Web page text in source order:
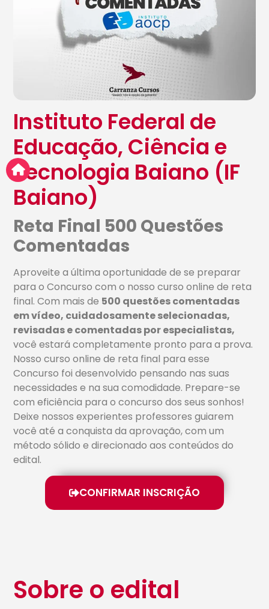
Instituto Federal de
Educação, Ciência e
Tecnologia Baiano (IF
Baiano)
Reta Final 500 Questões
Comentadas
Aproveite a última oportunidade de se preparar
para o Concurso com o nosso curso online de reta
final. Com mais de 500 questões comentadas
em vídeo, cuidadosamente selecionadas,
revisadas e comentadas por especialistas,
você estará completamente pronto para a prova.
Nosso curso online de reta final para esse
Concurso foi desenvolvido pensando nas suas
necessidades e na sua comodidade. Prepare-se
com eficiência para o concurso dos seus sonhos!
Deixe nossos experientes professores guiarem
você até a conquista da aprovação, com um
método sólido e direcionado aos conteúdos do
edital.
CONFIRMAR INSCRIÇÃO
Sobre o edital